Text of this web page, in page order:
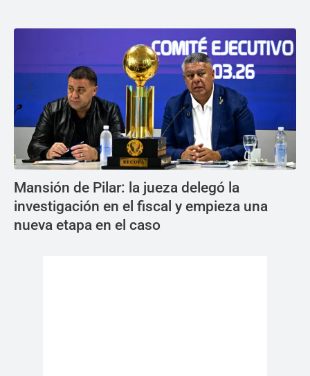
Mansión de Pilar: la jueza delegó la
investigación en el fiscal y empieza una
nueva etapa en el caso